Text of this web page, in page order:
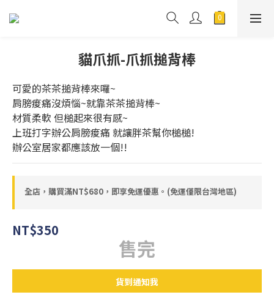
貓爪抓-爪抓搥背棒
可愛的茶茶搥背棒來囉~
肩膀痠痛沒煩惱~就靠茶茶搥背棒~
材質柔軟 但槌起來很有感~
上班打字辦公肩膀痠痛 就讓胖茶幫你槌槌!
辦公室居家都應該放一個!!
全店，購買滿NT$680，即享免運優惠。(免運僅限台灣地區)
NT$350
售完
貨到通知我